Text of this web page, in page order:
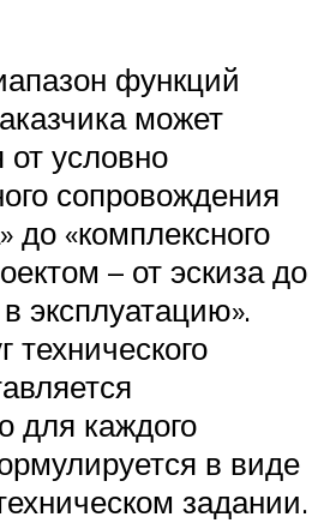
функций
может
от условно
сопровождения
до «комплексного
– от эскиза до
эксплуатацию».
технического
для каждого
в виде
задании.